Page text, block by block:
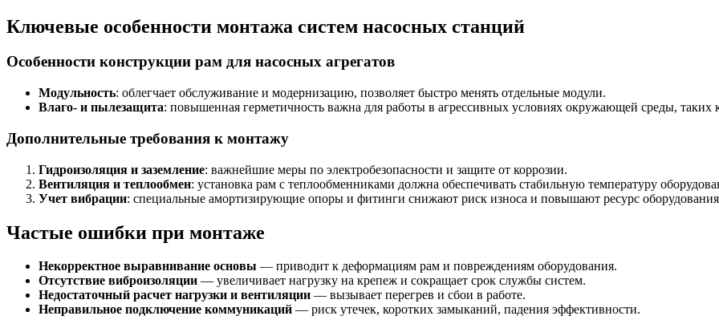
Ключевые особенности монтажа систем насосных станций
Особенности конструкции рам для насосных агрегатов
Модульность: облегчает обслуживание и модернизацию, позволяет быстро менять отдельные модули.
Влаго- и пылезащита: повышенная герметичность важна для работы в агрессивных условиях окружающей среды,
Дополнительные требования к монтажу
Гидроизоляция и заземление: важнейшие меры по электробезопасности и защите от коррозии.
Вентиляция и теплообмен: установка рам с теплообменниками должна обеспечивать стабильную температуру
Учет вибрации: специальные амортизирующие опоры и фитинги снижают риск износа и повышают ресурс
Частые ошибки при монтаже
Некорректное выравнивание основы — приводит к деформациям рам и повреждениям оборудования.
Отсутствие виброизоляции — увеличивает нагрузку на крепеж и сокращает срок службы систем.
Недостаточный расчет нагрузки и вентиляции — вызывает перегрев и сбои в работе.
Неправильное подключение коммуникаций — риск утечек, коротких замыканий, падения эффективности.